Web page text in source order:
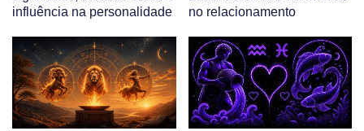
influência na personalidade
no relacionamento